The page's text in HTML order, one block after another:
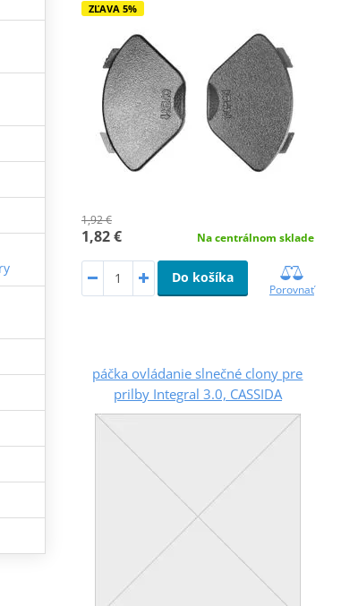
ZĽAVA 5%
1,92 €
1,82 € Na centrálnom sklade
Do košíka
Porovnať
páčka ovládanie slnečné clony pre
prilby Integral 3.0, CASSIDA